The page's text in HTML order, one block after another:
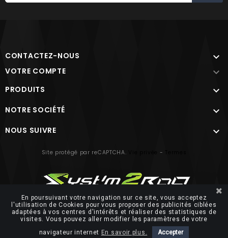
CONTACTEZ-NOUS 
VOTRE COMPTE 
PRODUITS 
NOTRE SOCIÉTÉ 
NOUS SUIVRE 
Site protégé par reCAPTCHA. -
© 2026 FUTUROSOFT
En poursuivant votre navigation sur ce site, vous acceptez
l'utilisation de Cookies pour vous proposer des publicités ciblées
adaptées à vos centres d'intérêts et réaliser des statistiques de
visites. Vous pouvez aller modifier les paramètres de votre
navigateur internet En savoir plus. Accepter